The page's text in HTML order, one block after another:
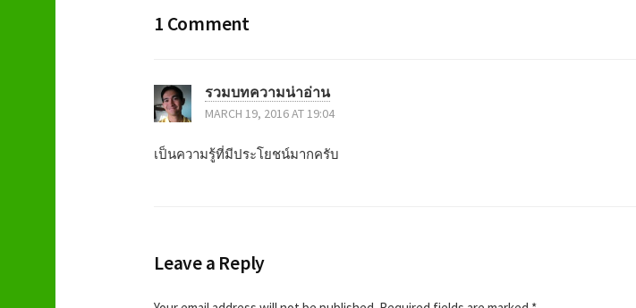
s
t
n
a
g
1 Comment
รวมบทความน่าอ่าน
MARCH 19, 2016 AT 19:04
เป็นความรู้ที่มีประโยชน์มากครับ
Leave a Reply